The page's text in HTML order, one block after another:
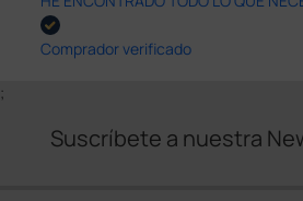
Comprador verificado
;
Suscríbete a nuestra